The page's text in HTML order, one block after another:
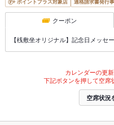
クーポン
【桟敷坐オリジナル】記念日メッセ
カレンダーの更
下記ボタンを押して空席
空席状況